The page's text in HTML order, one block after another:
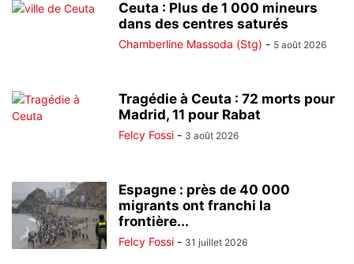
Ceuta : Plus de 1 000 mineurs
dans des centres saturés
Chamberline Massoda (Stg) - 5 août 2026
Tragédie à Ceuta : 72 morts pour
Madrid, 11 pour Rabat
Felcy Fossi - 3 août 2026
Espagne : près de 40 000
migrants ont franchi la
frontière...
Felcy Fossi - 31 juillet 2026